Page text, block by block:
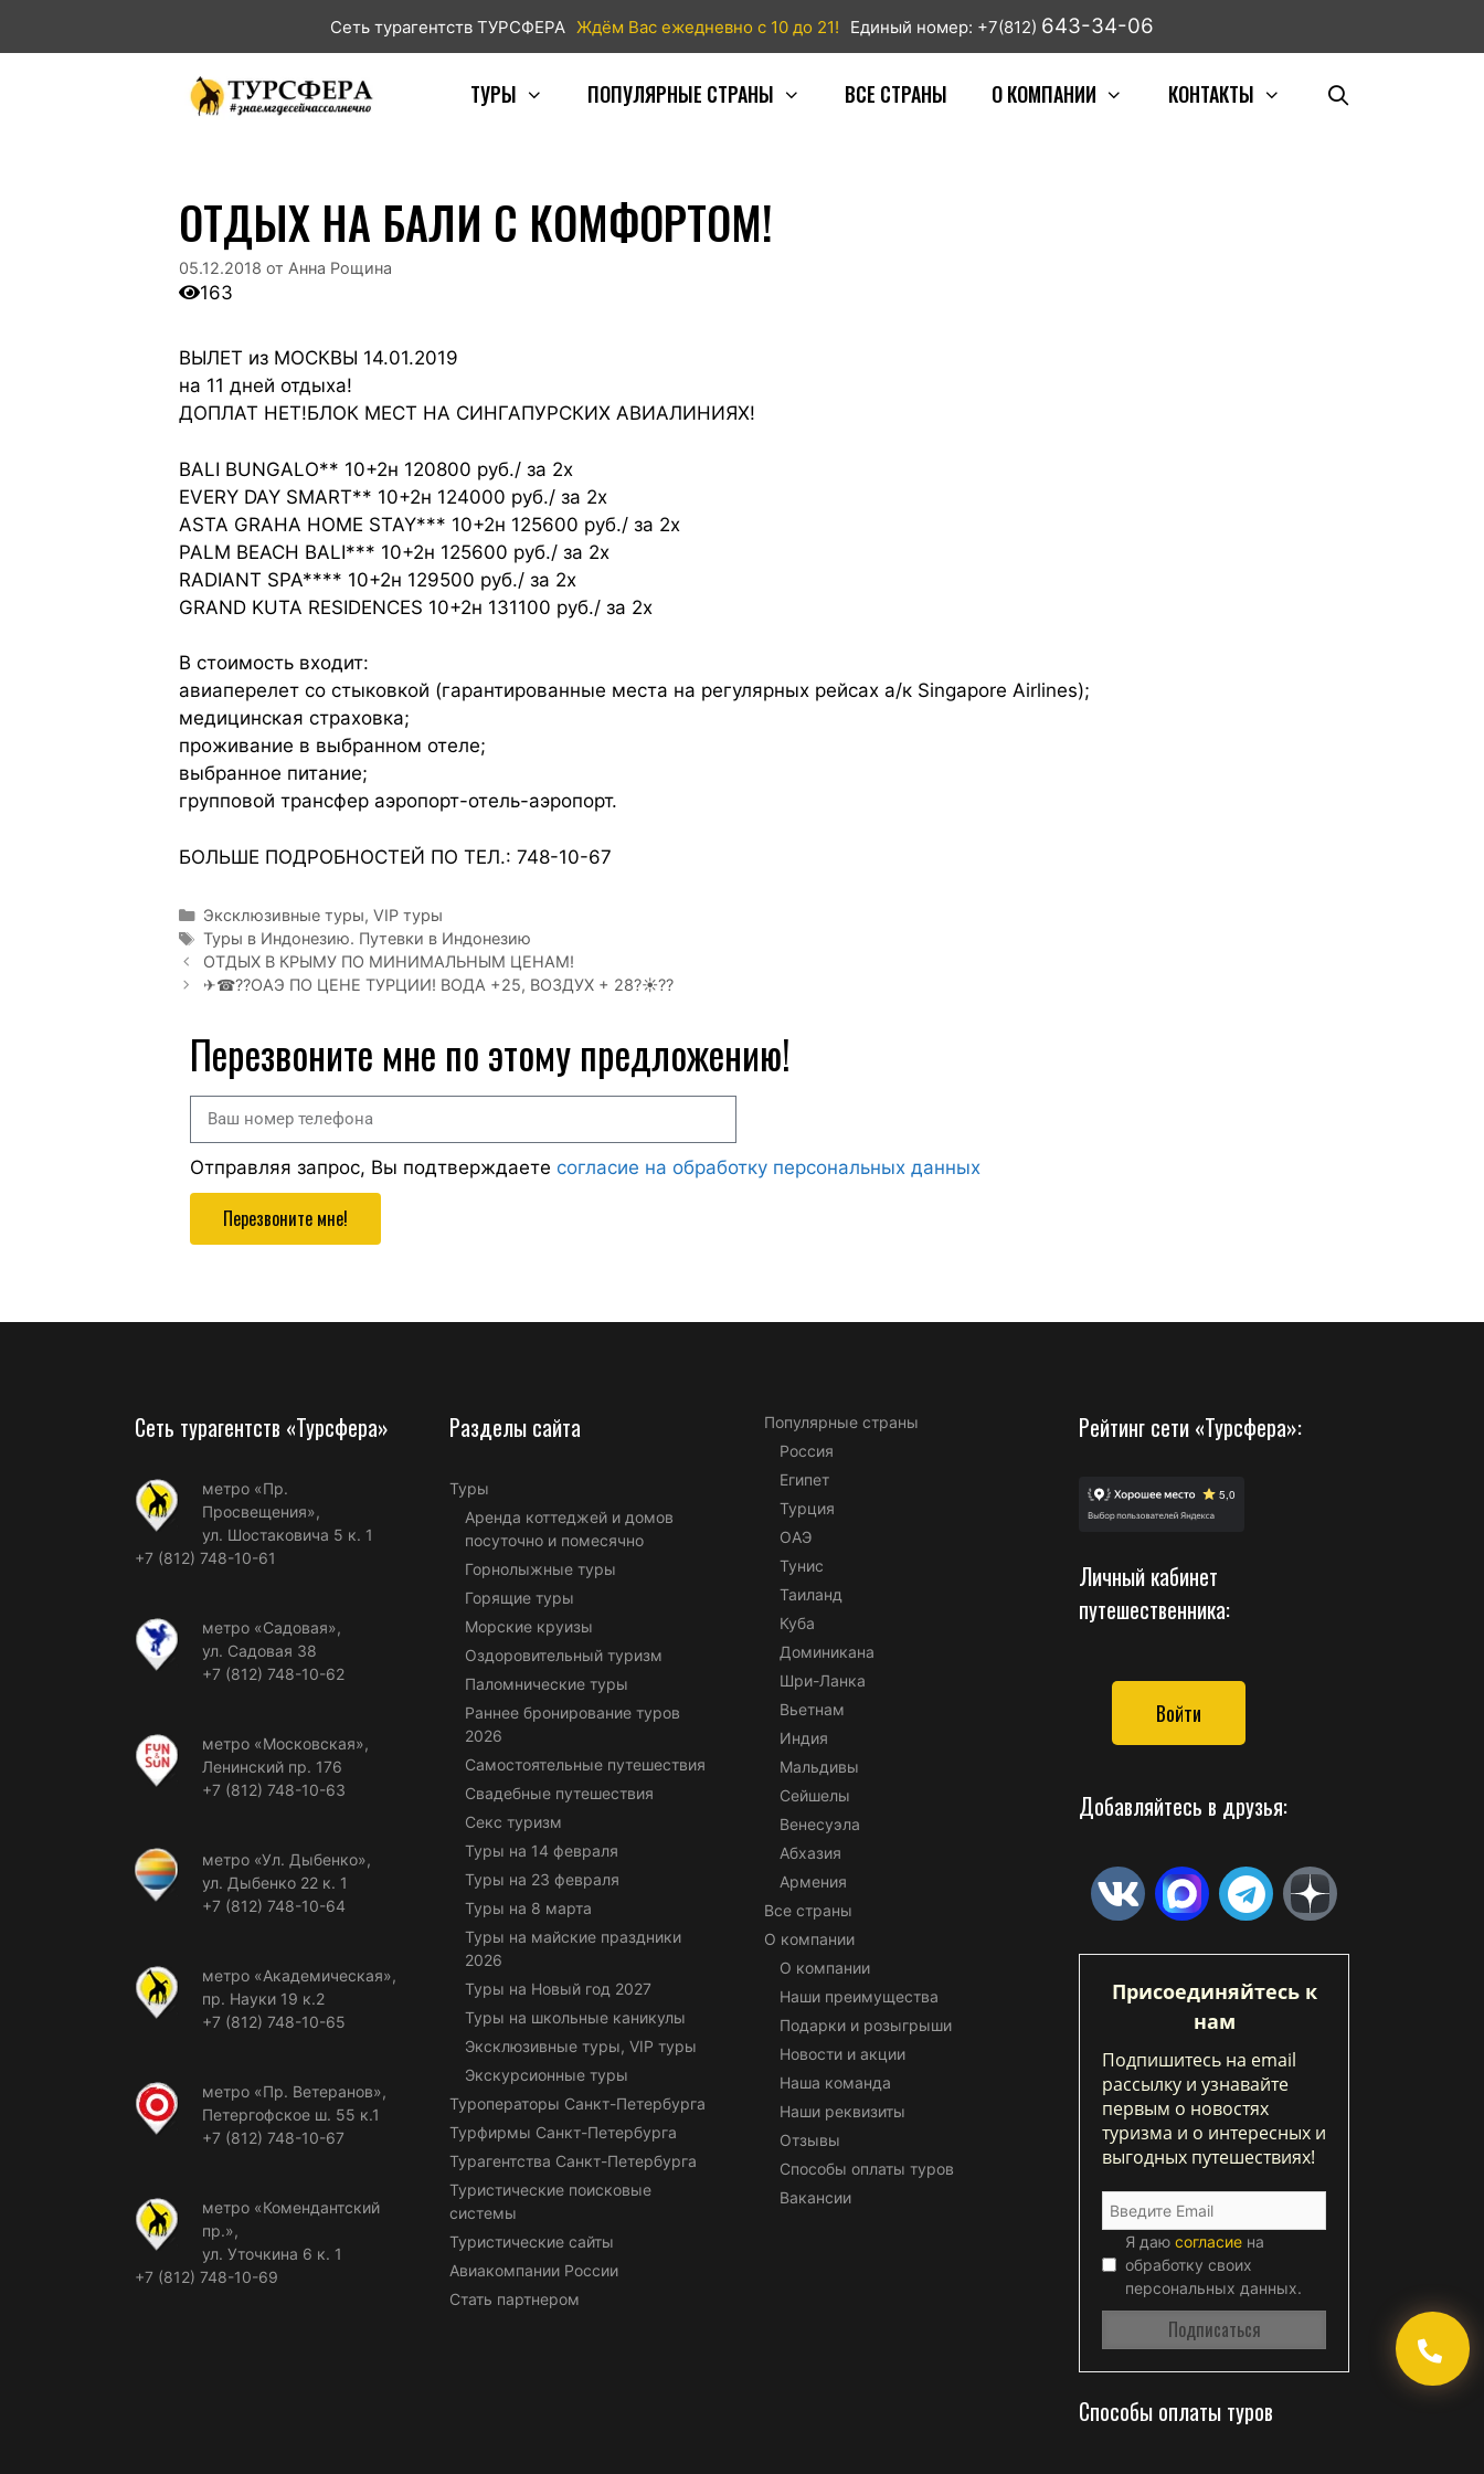
Сеть турагентств ТУРСФЕРА Ждём Вас ежедневно с 10 до 21! Единый номер: +7(812) 643-34-06
ТУРЫ ПОПУЛЯРНЫЕ СТРАНЫ ВСЕ СТРАНЫ О КОМПАНИИ КОНТАКТЫ
ОТДЫХ НА БАЛИ С КОМФОРТОМ!
05.12.2018 от Анна Рощина
163
ВЫЛЕТ из МОСКВЫ 14.01.2019
на 11 дней отдыха!
ДОПЛАТ НЕТ!БЛОК МЕСТ НА СИНГАПУРСКИХ АВИАЛИНИЯХ!
BALI BUNGALO** 10+2н 120800 руб./ за 2х
EVERY DAY SMART** 10+2н 124000 руб./ за 2х
ASTA GRAHA HOME STAY*** 10+2н 125600 руб./ за 2х
PALM BEACH BALI*** 10+2н 125600 руб./ за 2х
RADIANT SPA**** 10+2н 129500 руб./ за 2х
GRAND KUTA RESIDENCES 10+2н 131100 руб./ за 2х
В стоимость входит:
авиаперелет со стыковкой (гарантированные места на регулярных рейсах a/к Singapore Airlines);
медицинская страховка;
проживание в выбранном отеле;
выбранное питание;
групповой трансфер аэропорт-отель-аэропорт.
БОЛЬШЕ ПОДРОБНОСТЕЙ ПО ТЕЛ.: 748-10-67
Эксклюзивные туры, VIP туры
Туры в Индонезию. Путевки в Индонезию
ОТДЫХ В КРЫМУ ПО МИНИМАЛЬНЫМ ЦЕНАМ!
✈☎??ОАЭ ПО ЦЕНЕ ТУРЦИИ! ВОДА +25, ВОЗДУХ + 28?☀??
Перезвоните мне по этому предложению!
Отправляя запрос, Вы подтверждаете согласие на обработку персональных данных
Перезвоните мне!
Сеть турагентств «Турсфера»
метро «Пр.
Просвещения»,
ул. Шостаковича 5 к. 1
+7 (812) 748-10-61
метро «Садовая»,
ул. Садовая 38
+7 (812) 748-10-62
метро «Московская»,
Ленинский пр. 176
+7 (812) 748-10-63
метро «Ул. Дыбенко»,
ул. Дыбенко 22 к. 1
+7 (812) 748-10-64
метро «Академическая»,
пр. Науки 19 к.2
+7 (812) 748-10-65
метро «Пр. Ветеранов»,
Петергофское ш. 55 к.1
+7 (812) 748-10-67
метро «Комендантский
пр.»,
ул. Уточкина 6 к. 1
+7 (812) 748-10-69
Разделы сайта
Туры
Аренда коттеджей и домов
посуточно и помесячно
Горнолыжные туры
Горящие туры
Морские круизы
Оздоровительный туризм
Паломнические туры
Раннее бронирование туров
2026
Самостоятельные путешествия
Свадебные путешествия
Секс туризм
Туры на 14 февраля
Туры на 23 февраля
Туры на 8 марта
Туры на майские праздники
2026
Туры на Новый год 2027
Туры на школьные каникулы
Эксклюзивные туры, VIP туры
Экскурсионные туры
Туроператоры Санкт-Петербурга
Турфирмы Санкт-Петербурга
Турагентства Санкт-Петербурга
Туристические поисковые
системы
Туристические сайты
Авиакомпании России
Стать партнером
Популярные страны
Россия
Египет
Турция
ОАЭ
Тунис
Таиланд
Куба
Доминикана
Шри-Ланка
Вьетнам
Индия
Мальдивы
Сейшелы
Венесуэла
Абхазия
Армения
Все страны
О компании
О компании
Наши преимущества
Подарки и розыгрыши
Новости и акции
Наша команда
Наши реквизиты
Отзывы
Способы оплаты туров
Вакансии
Рейтинг сети «Турсфера»:
Личный кабинет
путешественника:
Войти
Добавляйтесь в друзья:
Присоединяйтесь к
нам
Подпишитесь на email
рассылку и узнавайте
первым о новостях
туризма и о интересных и
выгодных путешествиях!
Я даю согласие на
обработку своих
персональных данных.
Способы оплаты туров